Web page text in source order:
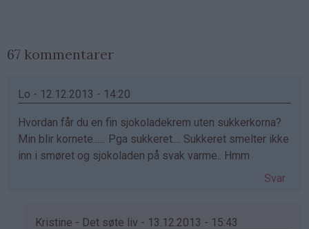
67 kommentarer
Lo - 12.12.2013 - 14:20
Hvordan får du en fin sjokoladekrem uten sukkerkorna?
Min blir kornete...... Pga sukkeret.... Sukkeret smelter ikke
inn i smøret og sjokoladen på svak varme.. Hmm
Svar
Kristine - Det søte liv - 13.12.2013 - 15:43